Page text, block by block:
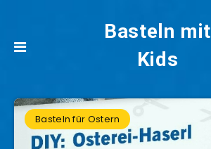
Basteln mit
Kids
Basteln für Ostern